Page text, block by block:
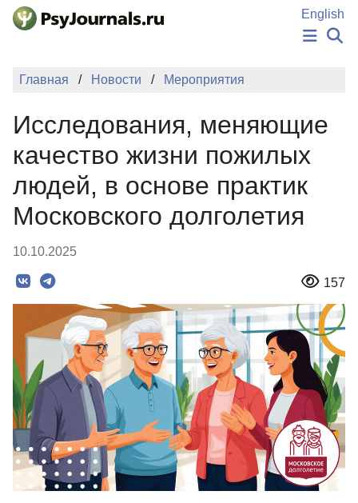
Перейти к основному содержанию
English
НОВОСТИ
ПОДАТЬ РУКОПИСЬ
КЛЮЧЕВЫЕ СЛОВА
Регистрация
Вход
Главная Новости Мероприятия
Исследования, меняющие
качество жизни пожилых
людей, в основе практик
Московского долголетия
10.10.2025
157